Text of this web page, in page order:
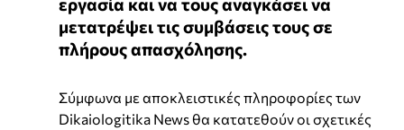
μετατρέψει τις συμβάσεις τους σε
πλήρους απασχόλησης.
Σύμφωνα με αποκλειστικές πληροφορίες των
Dikaiologitika News θα κατατεθούν οι σχετικές